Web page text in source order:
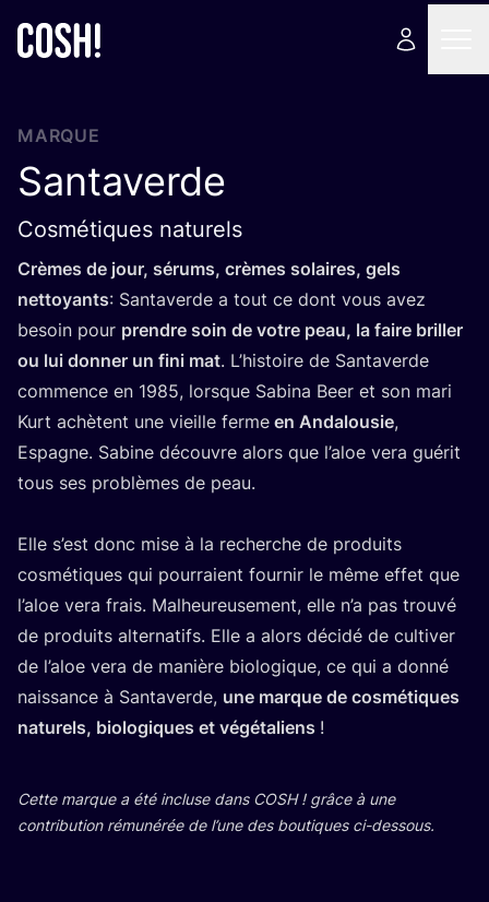
MARQUE
Santaverde
Cosmétiques naturels
Crèmes de jour, sérums, crèmes solaires, gels
net­toyants: San­ta­verde a tout ce dont vous avez
besoin pour prendre soin de votre peau, la faire briller
ou lui don­ner un fini mat. L’his­toire de San­ta­verde
com­mence en 1985, lorsque Sabi­na Beer et son mari
Kurt achètent une vieille ferme en Anda­lou­sie,
Espagne. Sabine découvre alors que l’a­loe vera gué­rit
tous ses pro­blèmes de peau.
Elle s’est donc mise à la recherche de pro­duits
cos­mé­tiques qui pour­raient four­nir le même effet que
l’a­loe vera frais. Mal­heu­reu­se­ment, elle n’a pas trou­vé
de pro­duits alter­na­tifs. Elle a alors déci­dé de culti­ver
de l’a­loe vera de manière bio­lo­gique, ce qui a don­né
nais­sance à San­ta­verde, une marque de cos­mé­tiques
natu­rels, bio­lo­giques et végé­ta­liens !
Cette marque a été incluse dans COSH! grâce à une
contri­bu­tion rému­né­rée de l’une des bou­tiques ci-dessous.